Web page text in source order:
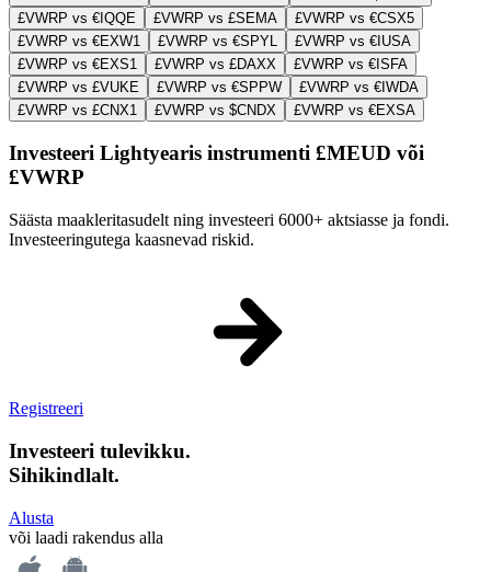
£VWRP vs €IQQE
£VWRP vs £SEMA
£VWRP vs €CSX5
£VWRP vs €EXW1
£VWRP vs €SPYL
£VWRP vs €IUSA
£VWRP vs €EXS1
£VWRP vs £DAXX
£VWRP vs €ISFA
£VWRP vs £VUKE
£VWRP vs €SPPW
£VWRP vs €IWDA
£VWRP vs £CNX1
£VWRP vs $CNDX £VWRP vs €EXSA
Investeeri Lightyearis instrumenti £MEUD või
£VWRP
Säästa maakleritasudelt ning investeeri 6000+ aktsiasse ja fondi.
Investeeringutega kaasnevad riskid.
Registreeri
Investeeri tulevikku.
Sihikindlalt.
Alusta
või laadi rakendus alla